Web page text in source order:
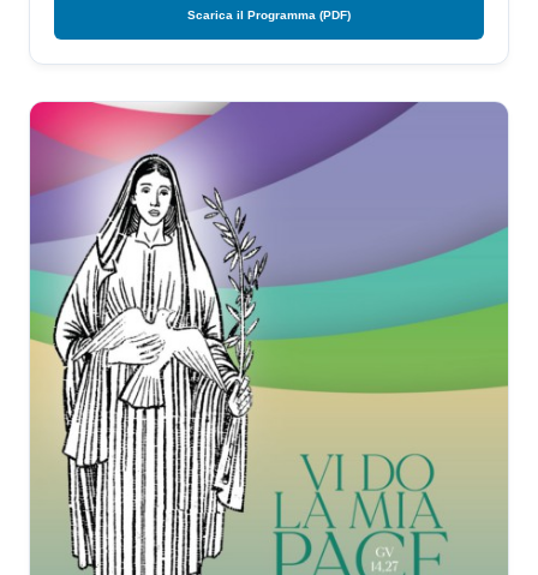
Scarica il Programma (PDF)